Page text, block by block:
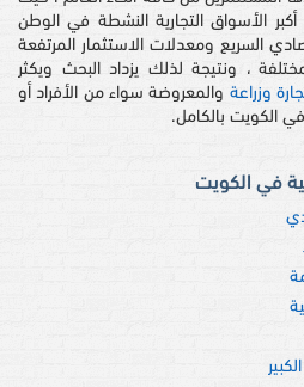
الأسواق التجارية النشطة في الوطن
السريع ومعدلات الاستثمار المرتفعة
، ونتيجة لذلك يزداد البحث ويكثر
وزراعة والمعروضة سواء من الأفراد أو
الكويت بالكامل.
في الكويت